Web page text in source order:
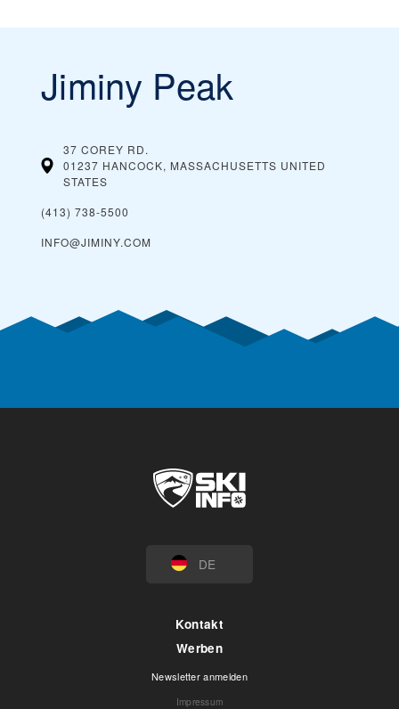
Jiminy Peak
37 COREY RD.
01237 HANCOCK, MASSACHUSETTS UNITED
STATES
(413) 738-5500
INFO@JIMINY.COM
DE
Kontakt
Werben
Newsletter anmelden
Impressum